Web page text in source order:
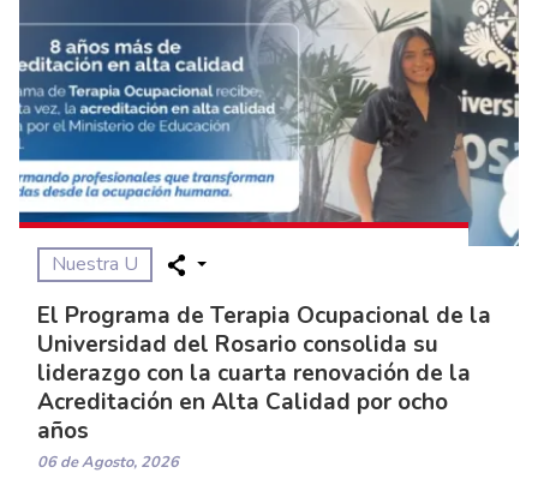
Nuestra U
El Programa de Terapia Ocupacional de la
Universidad del Rosario consolida su
liderazgo con la cuarta renovación de la
Acreditación en Alta Calidad por ocho
años
06 de Agosto, 2026